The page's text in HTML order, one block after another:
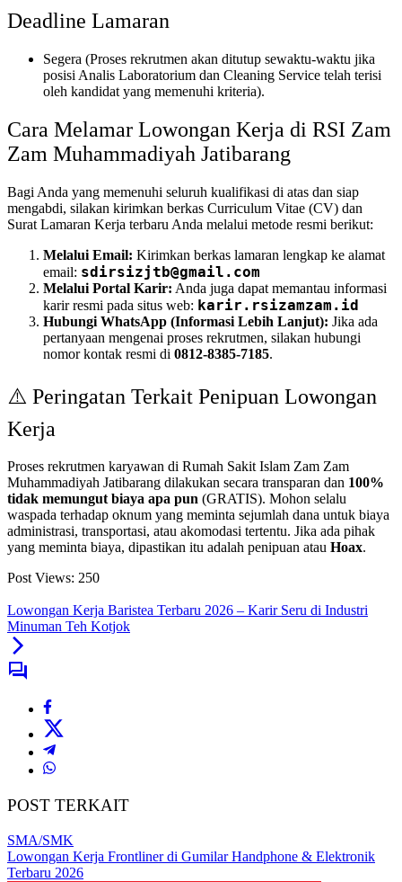
Deadline Lamaran
Segera (Proses rekrutmen akan ditutup sewaktu-waktu jika
posisi Analis Laboratorium dan Cleaning Service telah terisi
oleh kandidat yang memenuhi kriteria).
Cara Melamar Lowongan Kerja di RSI Zam
Zam Muhammadiyah Jatibarang
Bagi Anda yang memenuhi seluruh kualifikasi di atas dan siap
mengabdi, silakan kirimkan berkas Curriculum Vitae (CV) dan
Surat Lamaran Kerja terbaru Anda melalui metode resmi berikut:
Melalui Email: Kirimkan berkas lamaran lengkap ke alamat
email: sdirsizjtb@gmail.com
Melalui Portal Karir: Anda juga dapat memantau informasi
karir resmi pada situs web: karir.rsizamzam.id
Hubungi WhatsApp (Informasi Lebih Lanjut): Jika ada
pertanyaan mengenai proses rekrutmen, silakan hubungi
nomor kontak resmi di 0812-8385-7185.
⚠️ Peringatan Terkait Penipuan Lowongan
Kerja
Proses rekrutmen karyawan di Rumah Sakit Islam Zam Zam
Muhammadiyah Jatibarang dilakukan secara transparan dan 100%
tidak memungut biaya apa pun (GRATIS). Mohon selalu
waspada terhadap oknum yang meminta sejumlah dana untuk biaya
administrasi, transportasi, atau akomodasi tertentu. Jika ada pihak
yang meminta biaya, dipastikan itu adalah penipuan atau Hoax.
Post Views: 250
Lowongan Kerja Baristea Terbaru 2026 – Karir Seru di Industri
Minuman Teh Kotjok
POST TERKAIT
SMA/SMK
Lowongan Kerja Frontliner di Gumilar Handphone & Elektronik
Terbaru 2026